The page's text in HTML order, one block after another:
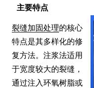
主要特点
裂缝加固处理的核心
特点是其多样化的修
复方法。注浆法适用
于宽度较大的裂缝，
通过注入环氧树脂或